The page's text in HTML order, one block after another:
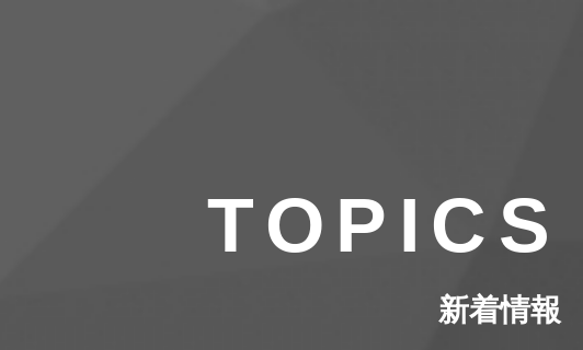
TOPICS
新着情報